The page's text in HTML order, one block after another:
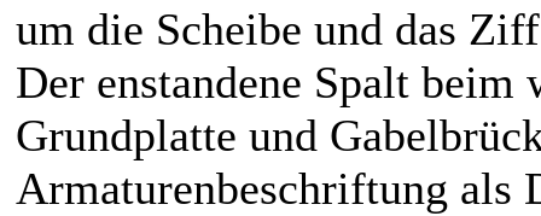
um die Scheibe und das
Der enstandene Spalt
Grundplatte und
Armaturenbeschriftung